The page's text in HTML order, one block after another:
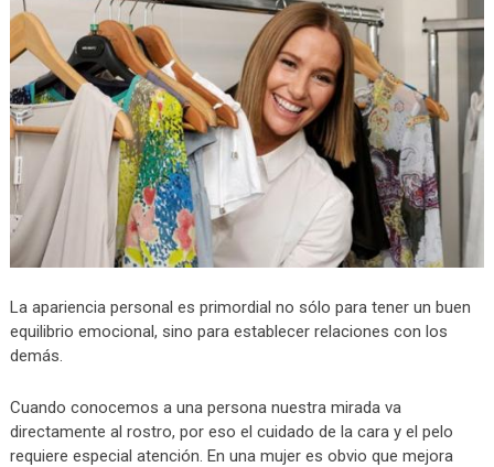
La apariencia personal es primordial no sólo para tener un buen
equilibrio emocional, sino para establecer relaciones con los
demás.
Cuando conocemos a una persona nuestra mirada va
directamente al rostro, por eso el cuidado de la cara y el pelo
requiere especial atención. En una mujer es obvio que mejora